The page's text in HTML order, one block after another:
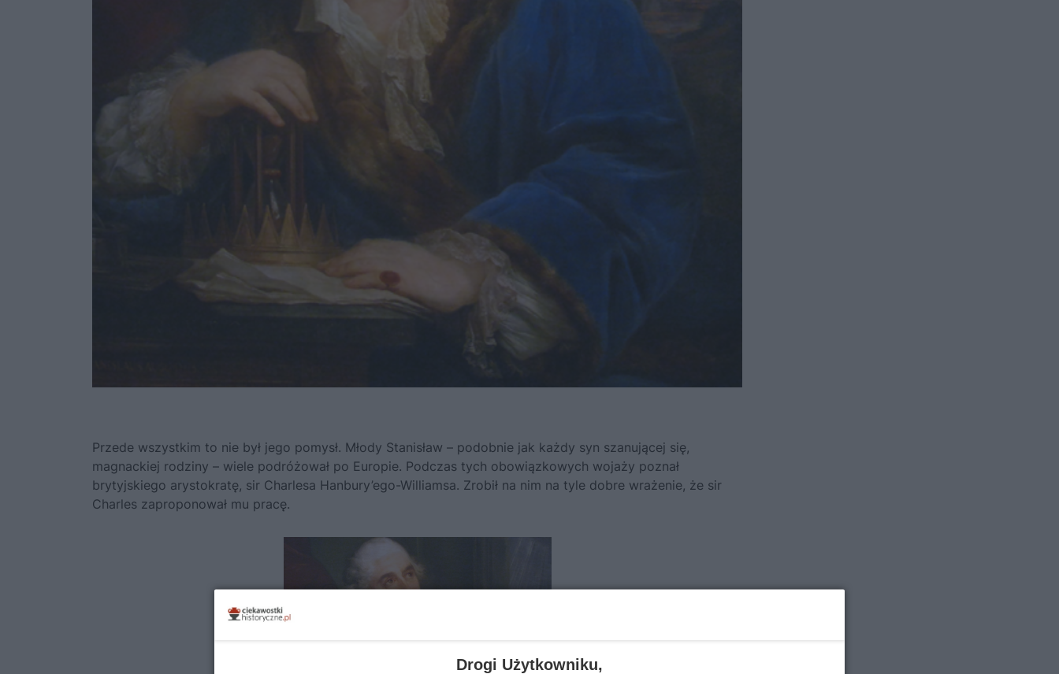
Przede wszystkim to nie był jego pomysł. Młody Stanisław – podobnie jak każdy syn szanującej się,
magnackiej rodziny – wiele podróżował po Europie. Podczas tych obowiązkowych wojaży poznał
brytyjskiego arystokratę, sir Charlesa Hanbury’ego-Williamsa. Zrobił na nim na tyle dobre wrażenie, że sir
Charles zaproponował mu pracę.
Drogi Użytkowniku,